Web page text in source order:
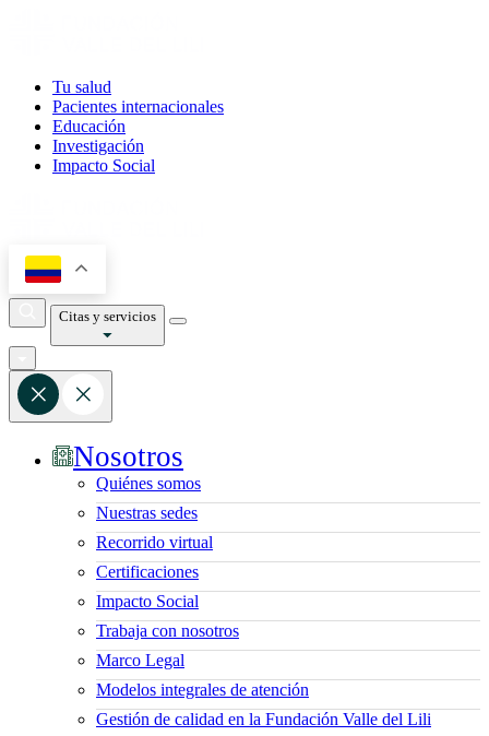
Tu salud
Pacientes internacionales
Educación
Investigación
Impacto Social
Citas y servicios
Nosotros
Quiénes somos
Nuestras sedes
Recorrido virtual
Certificaciones
Impacto Social
Trabaja con nosotros
Marco Legal
Modelos integrales de atención
Gestión de calidad en la Fundación Valle del Lili